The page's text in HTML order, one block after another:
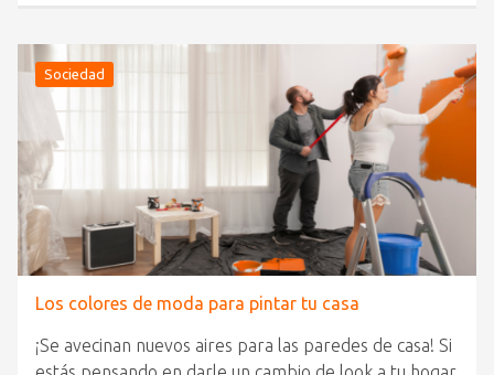
Sociedad
Los colores de moda para pintar tu casa
¡Se avecinan nuevos aires para las paredes de casa! Si